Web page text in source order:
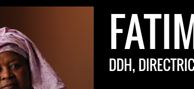
DDH,